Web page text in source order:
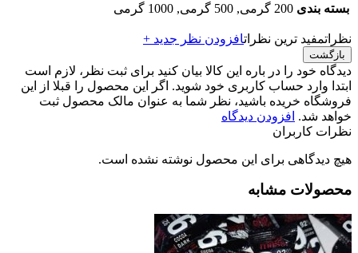
بسته بندی 200 گرمی, 500 گرمی, 1000 گرمی
نظراتمفید ترین نظراتافزودن نظر جدید +
بازگشت
دیدگاه خود را در باره این کالا بیان کنید برای ثبت نظر، لازم است
ابتدا وارد حساب کاربری خود شوید. اگر این محصول را قبلا از این
فروشگاه خریده باشید، نظر شما به عنوان مالک محصول ثبت
خواهد شد. افزودن دیدگاه
نظرات کاربران
هیچ دیدگاهی برای این محصول نوشته نشده است.
محصولات مشابه